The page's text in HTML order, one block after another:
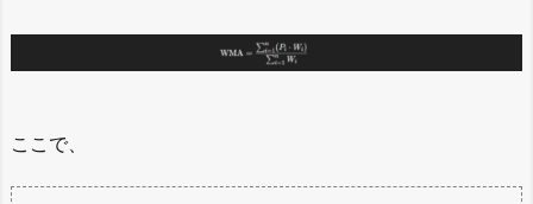
ここで、